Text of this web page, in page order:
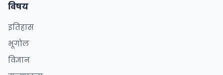
विषय
इतिहास
भूगोल
विज्ञान